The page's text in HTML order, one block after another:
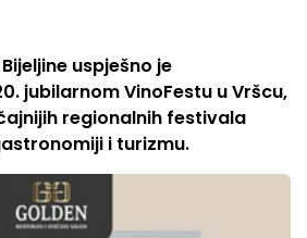
uspješno je
jubilarnom VinoFestu u Vršcu,
regionalnih festivala
i turizmu.